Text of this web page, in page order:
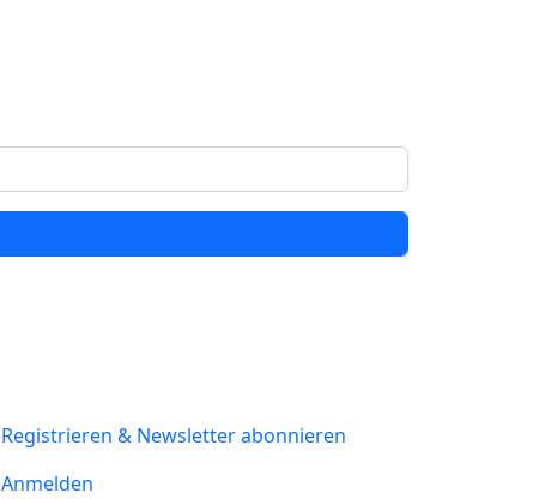
Registrieren & Newsletter abonnieren
Anmelden